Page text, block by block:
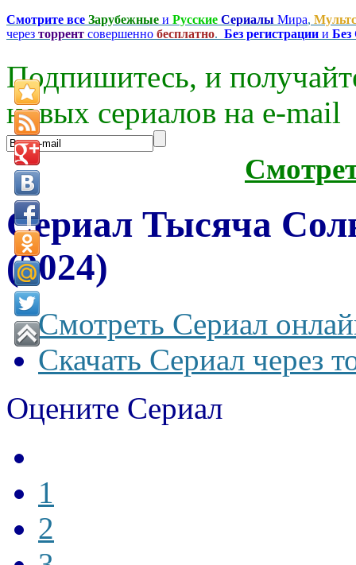
Смотрите все Зарубежные и Русские Сериалы Мира,
через торрент совершенно бесплатно. Без регистрации и
Подпишитесь, и
новых сериалов на e-mаil
Сериал Тысяча
(2024)
Смотреть Сериал
Скачать Сериал через
Оцените Сериал
1
2